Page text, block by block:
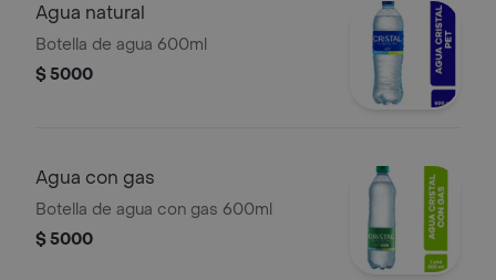
Agua natural
Botella de agua 600ml
$ 5000
Agua con gas
Botella de agua con gas 600ml
$ 5000